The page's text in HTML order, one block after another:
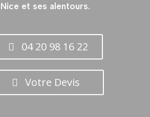
et ses alentours.
04 20 98 16 22
Votre Devis